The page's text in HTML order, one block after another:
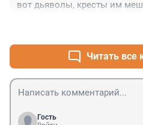
вот дьяволы, кресты им
Читать все
Гость